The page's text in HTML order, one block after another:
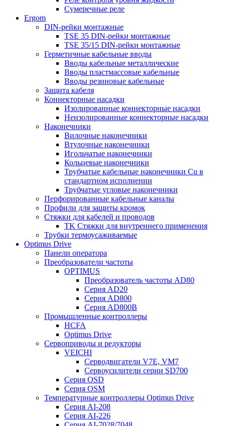
Сумеречные реле
Ergom
DIN-рейки монтажные
TSE 35 DIN-рейки монтажные
TSE 35/15 DIN-рейки монтажные
Герметичные кабельные вводы
Вводы кабельные металлические
Вводы пластмассовые кабельные
Вводы резиновые кабельные
Защита кабеля
Коннекторные насадки
Изолированные коннекторные насадки
Неизолированные коннекторные насадки
Наконечники
Вилочные наконечники
Втулочные наконечники
Игольчатые наконечники
Кольцевые наконечники
Трубчатые кабельные наконечники Cu в
стандартном исполнении
Трубчатые угловые наконечники
Перфорированные кабельные каналы
Профили для защиты кромок
Стяжки для кабелей и проводов
TK Стяжки для внутреннего применения
Трубки термоусаживаемые
Optimus Drive
Панели оператора
Преобразователи частоты
OPTIMUS
Преобразователь частоты AD80
Серия AD20
Серия AD800
Серия AD800B
Промышленные контроллеры
HCFA
Optimus Drive
Сервоприводы и редукторы
VEICHI
Серводвигатели V7E, VM7
Сервоусилители серии SD700
Серия OSD
Серия OSM
Температурные контроллеры Optimus Drive
Серия AI-208
Серия AI-226